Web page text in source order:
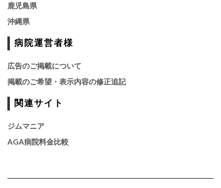
鹿児島県
沖縄県
病院運営者様
広告のご掲載について
掲載のご希望・表示内容の修正追記
関連サイト
ジムマニア
AGA病院料金比較